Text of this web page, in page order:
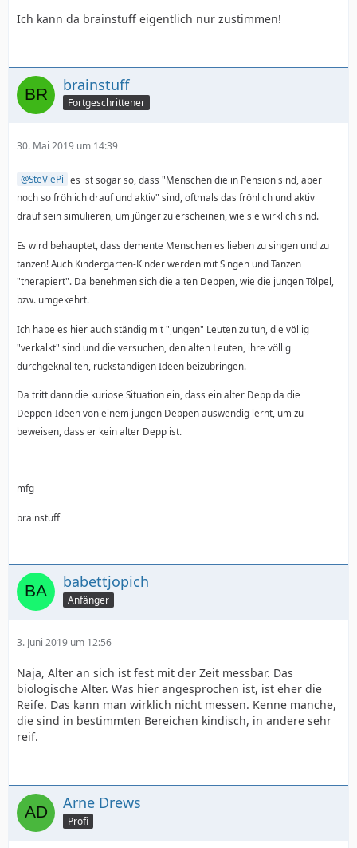
Ich kann da brainstuff eigentlich nur zustimmen!
brainstuff
Fortgeschrittener
30. Mai 2019 um 14:39
SteViePi es ist sogar so, dass "Menschen die in Pension sind, aber
noch so fröhlich drauf und aktiv" sind, oftmals das fröhlich und aktiv
drauf sein simulieren, um jünger zu erscheinen, wie sie wirklich sind.
Es wird behauptet, dass demente Menschen es lieben zu singen und zu
tanzen! Auch Kindergarten-Kinder werden mit Singen und Tanzen
"therapiert". Da benehmen sich die alten Deppen, wie die jungen Tölpel,
bzw. umgekehrt.
Ich habe es hier auch ständig mit "jungen" Leuten zu tun, die völlig
"verkalkt" sind und die versuchen, den alten Leuten, ihre völlig
durchgeknallten, rückständigen Ideen beizubringen.
Da tritt dann die kuriose Situation ein, dass ein alter Depp da die
Deppen-Ideen von einem jungen Deppen auswendig lernt, um zu
beweisen, dass er kein alter Depp ist.
mfg
brainstuff
babettjopich
Anfänger
3. Juni 2019 um 12:56
Naja, Alter an sich ist fest mit der Zeit messbar. Das
biologische Alter. Was hier angesprochen ist, ist eher die
Reife. Das kann man wirklich nicht messen. Kenne manche,
die sind in bestimmten Bereichen kindisch, in andere sehr
reif.
Arne Drews
Profi